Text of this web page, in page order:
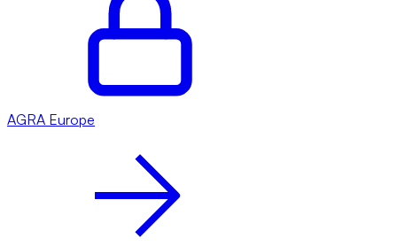
AGRA Europe